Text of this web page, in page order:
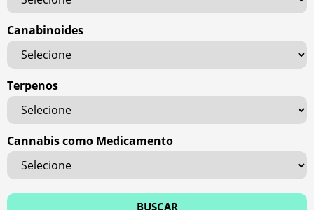
Canabinoides
Terpenos
Cannabis como Medicamento